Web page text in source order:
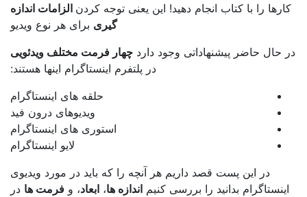
را با کتاب انجام دهید! این یعنی توجه کردنالزامات اندازه
گیریبرای هر نوع ویدیو
حال حاضر پیشنهاداتی وجود داردچهار فرمت مختلف ویدئویی
در پلتفرم اینستاگرام اینها هستند:
حلقه های اینستاگرام
ویدیوهای درون فید
استوری های اینستاگرام
لایو اینستاگرام
در این پست قصد داریم هر آنچه را که باید در مورد ویدیوی
بدانید را بررسی کنیماندازه ها،ابعاد ، وفرمت هادر